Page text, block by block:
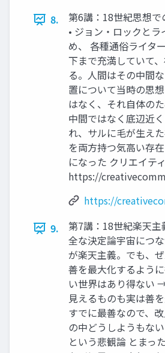
8.
第6講：18世紀思想
• ジョン・ロックと
め、 各種通俗ライタ
下まで充満していて
る。人間はその中間
置について当時の思
はなく、それ自体の
中間ではなく底辺近
れ、サルに毛が生え
を両方持つ気高い存
になった クリエイテ
https://
https://
9.
第7講：18世紀楽天
全な決定論宇宙につ
が楽天主義。でも、
善を最大化するよう
い世界はあり得ない
見えるものも実は善
すでに最善なので、
の中どうしようもな
という悲観論 とまっ